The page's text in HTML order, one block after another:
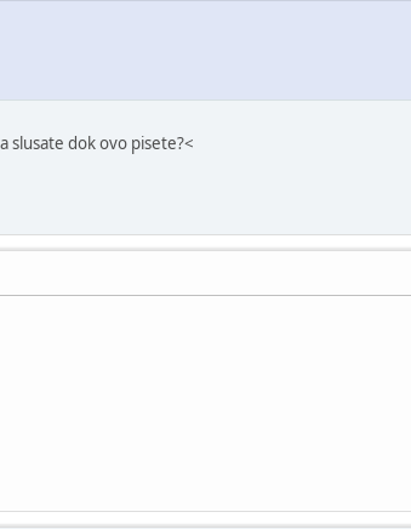
slusate dok ovo pisete?<